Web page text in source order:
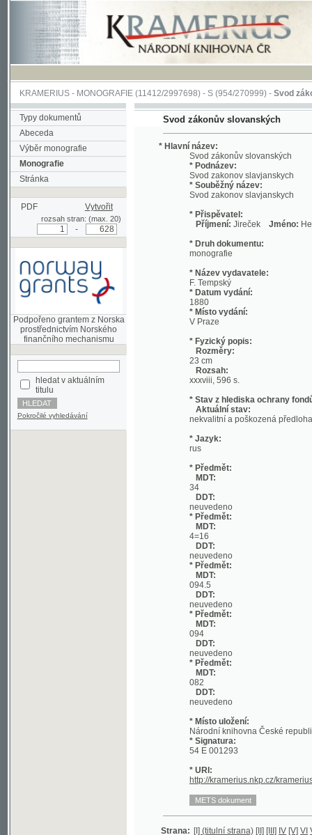
KRAMERIUS-MONOGRAFIE(11412/2997698) -S (954/270999)-Svod zákonův
Typy dokumentů
Abeceda
Výběr monografie
Monografie
Stránka
PDF Vytvořit
rozsah stran: (max. 20)
Podpořeno grantem z Norska
prostřednictvím Norského
hledat v aktuálním
titulu
Pokročilé vyhledávání
Svod zákonův slovanských
* Hlavní název:
Svod zákonův slovanských
* Podnázev:
Svod zakonov slavjanskych
* Souběžný název:
Svod zakonov slavjanskych
* Přispěvatel:
* Druh dokumentu:
monografie
* Název vydavatele:
F. Tempský
1880
* Místo vydání:
V Praze
* Fyzický popis:
Rozměry:
Rozsah:
xxxviii, 596 s.
* Stav z hlediska ochrany fondů:
Aktuální stav:
nekvalitní a poškozená předloha;
* Jazyk:
MDT:
DDT:
* Předmět:
MDT:
4=16
neuvedeno
* Předmět:
MDT:
094.5
DDT:
neuvedeno
* Předmět:
MDT:
DDT:
neuvedeno
* Předmět:
MDT:
DDT:
neuvedeno
* Místo uložení:
Národní knihovna České republiky
* Signatura:
54 E 001293
* URI:
[I] (titulní strana) [II]
40 [41]
77 78 79 [80] 81 82 83 84 85 86 87
137 138 139 140
164 165 166 167 168
190 191 192 193 194 195 196 197 198
218 219 220 222 223 224 225